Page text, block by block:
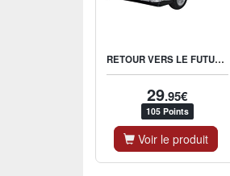
RETOUR VERS LE FUTUR - DELOREAN METAL LK COUPE 1981 1/24
29.95€
105 Points
Voir le produit